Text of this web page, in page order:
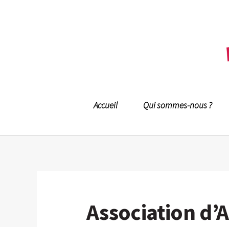
Accueil Qui sommes-nous ?
Association